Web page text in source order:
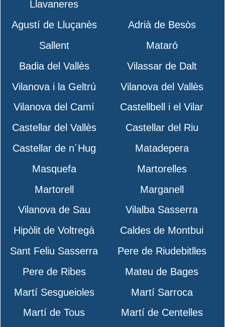
Llavaneres
Agustí de Lluçanès
Adrià de Besòs
Sallent
Mataró
Badia del Vallès
Vilassar de Dalt
Vilanova i la Geltrú
Vilanova del Vallès
Vilanova del Camí
Castellbell i el Vilar
Castellar del Vallès
Castellar del Riu
Castellar de n´Hug
Matadepera
Masquefa
Martorelles
Martorell
Marganell
Vilanova de Sau
Vilalba Sasserra
Hipòlit de Voltregà
Caldes de Montbui
Sant Feliu Sasserra
Pere de Riudebitlles
Pere de Ribes
Mateu de Bages
Martí Sesgueioles
Martí Sarroca
Martí de Tous
Martí de Centelles